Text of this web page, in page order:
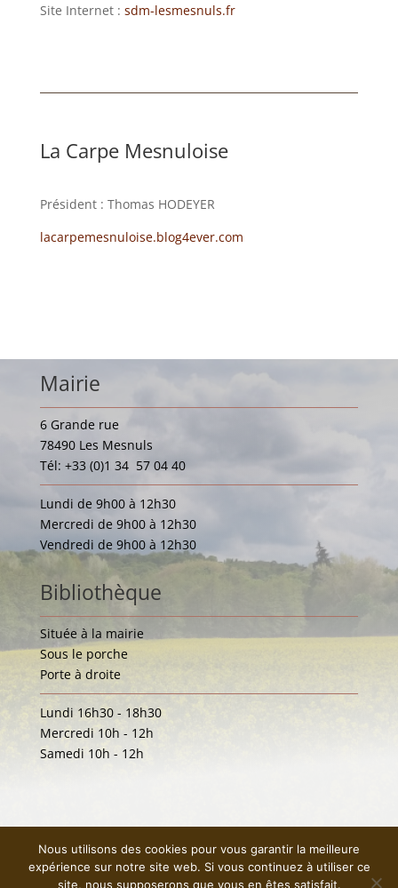
Site Internet : sdm-lesmesnuls.fr
La Carpe Mesnuloise
Président : Thomas HODEYER
lacarpemesnuloise.blog4ever.com
Mairie
6 Grande rue
78490 Les Mesnuls
Tél: +33 (0)1 34 57 04 40
Lundi de 9h00 à 12h30
Mercredi de 9h00 à 12h30
Vendredi de 9h00 à 12h30
Bibliothèque
Située à la mairie
Sous le porche
Porte à droite
Lundi 16h30 - 18h30
Mercredi 10h - 12h
Samedi 10h - 12h
Nous utilisons des cookies pour vous garantir la meilleure
expérience sur notre site web. Si vous continuez à utiliser ce
site, nous supposerons que vous en êtes satisfait.